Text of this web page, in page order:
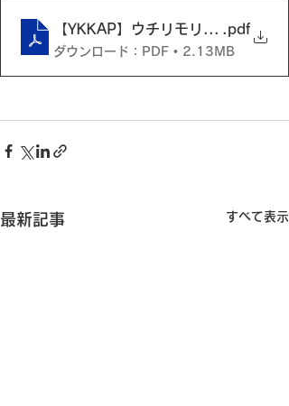
【YKKAP】ウチリモリーフレット
.pdf
ダウンロード：PDF • 2.13MB
最新記事 すべて表示